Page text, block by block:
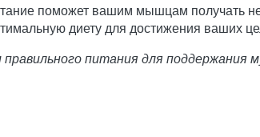
поможет вашим мышцам получать
диету для достижения ваших
питания для поддержания